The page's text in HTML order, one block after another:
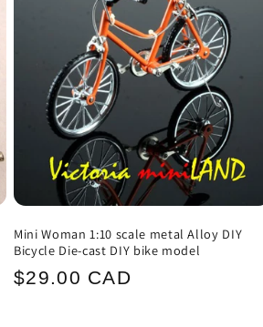
Mini Woman 1:10 scale metal Alloy DIY
Bicycle Die-cast DIY bike model
Normaler
$29.00 CAD